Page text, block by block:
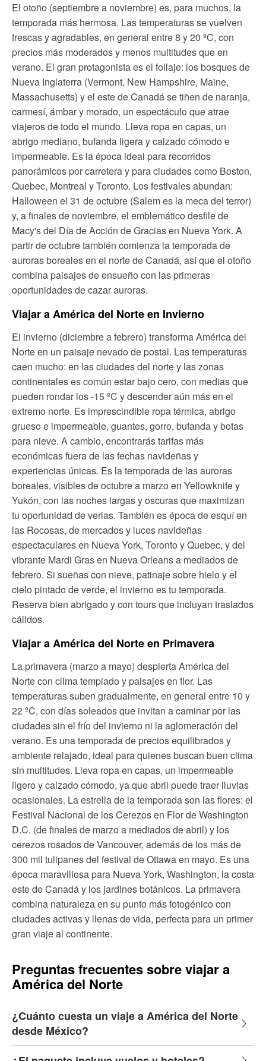
El otoño (septiembre a noviembre) es, para muchos, la
temporada más hermosa. Las temperaturas se vuelven
frescas y agradables, en general entre 8 y 20 ºC, con
precios más moderados y menos multitudes que en
verano. El gran protagonista es el follaje: los bosques de
Nueva Inglaterra (Vermont, New Hampshire, Maine,
Massachusetts) y el este de Canadá se tiñen de naranja,
carmesí, ámbar y morado, un espectáculo que atrae
viajeros de todo el mundo. Lleva ropa en capas, un
abrigo mediano, bufanda ligera y calzado cómodo e
impermeable. Es la época ideal para recorridos
panorámicos por carretera y para ciudades como Boston,
Quebec, Montreal y Toronto. Los festivales abundan:
Halloween el 31 de octubre (Salem es la meca del terror)
y, a finales de noviembre, el emblemático desfile de
Macy's del Día de Acción de Gracias en Nueva York. A
partir de octubre también comienza la temporada de
auroras boreales en el norte de Canadá, así que el otoño
combina paisajes de ensueño con las primeras
oportunidades de cazar auroras.
Viajar a América del Norte en Invierno
El invierno (diciembre a febrero) transforma América del
Norte en un paisaje nevado de postal. Las temperaturas
caen mucho: en las ciudades del norte y las zonas
continentales es común estar bajo cero, con medias que
pueden rondar los -15 ºC y descender aún más en el
extremo norte. Es imprescindible ropa térmica, abrigo
grueso e impermeable, guantes, gorro, bufanda y botas
para nieve. A cambio, encontrarás tarifas más
económicas fuera de las fechas navideñas y
experiencias únicas. Es la temporada de las auroras
boreales, visibles de octubre a marzo en Yellowknife y
Yukón, con las noches largas y oscuras que maximizan
tu oportunidad de verlas. También es época de esquí en
las Rocosas, de mercados y luces navideñas
espectaculares en Nueva York, Toronto y Quebec, y del
vibrante Mardi Gras en Nueva Orleans a mediados de
febrero. Si sueñas con nieve, patinaje sobre hielo y el
cielo pintado de verde, el invierno es tu temporada.
Reserva bien abrigado y con tours que incluyan traslados
cálidos.
Viajar a América del Norte en Primavera
La primavera (marzo a mayo) despierta América del
Norte con clima templado y paisajes en flor. Las
temperaturas suben gradualmente, en general entre 10 y
22 ºC, con días soleados que invitan a caminar por las
ciudades sin el frío del invierno ni la aglomeración del
verano. Es una temporada de precios equilibrados y
ambiente relajado, ideal para quienes buscan buen clima
sin multitudes. Lleva ropa en capas, un impermeable
ligero y calzado cómodo, ya que abril puede traer lluvias
ocasionales. La estrella de la temporada son las flores: el
Festival Nacional de los Cerezos en Flor de Washington
D.C. (de finales de marzo a mediados de abril) y los
cerezos rosados de Vancouver, además de los más de
300 mil tulipanes del festival de Ottawa en mayo. Es una
época maravillosa para Nueva York, Washington, la costa
este de Canadá y los jardines botánicos. La primavera
combina naturaleza en su punto más fotogénico con
ciudades activas y llenas de vida, perfecta para un primer
gran viaje al continente.
Preguntas frecuentes sobre viajar a
América del Norte
¿Cuánto cuesta un viaje a América del Norte
desde México?